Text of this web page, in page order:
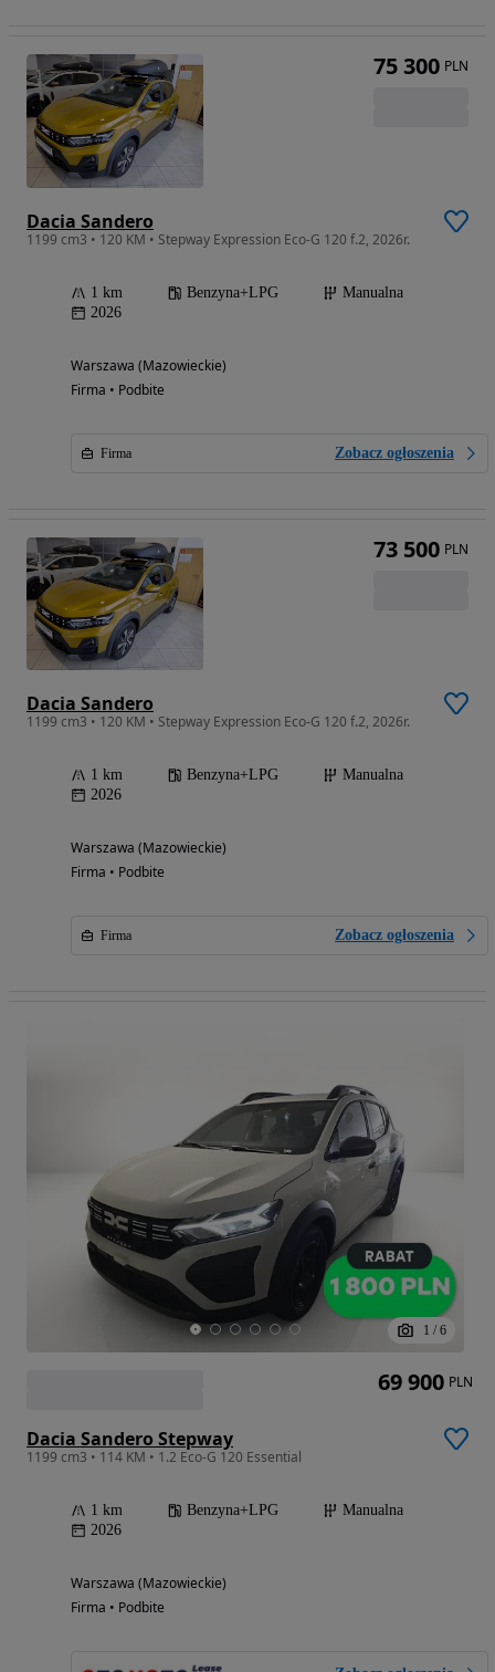
Dacia Sandero
1199 cm3 • 120 KM • Stepway Expression Eco-G 120 f.2, 2026r.
1 km Benzyna+LPG
Manualna
2026
Warszawa (Mazowieckie)
Firma • Podbite
Firma Zobacz ogłoszenia
75 300 PLN
Dacia Sandero
1199 cm3 • 120 KM • Stepway Expression Eco-G 120 f.2, 2026r.
1 km Benzyna+LPG
Manualna
2026
Warszawa (Mazowieckie)
Firma • Podbite
Firma Zobacz ogłoszenia
73 500 PLN
1 / 6
Dacia Sandero Stepway
1199 cm3 • 114 KM • 1.2 Eco-G 120 Essential
1 km Benzyna+LPG
Manualna
2026
Warszawa (Mazowieckie)
Firma • Podbite
69 900 PLN